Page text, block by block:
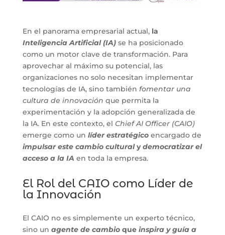
En el panorama empresarial actual,la
Inteligencia Artificial (IA) se ha posicionado
como un motor clave de transformación. Para
aprovechar al máximo su potencial, las
organizaciones no solo necesitan implementar
tecnologías de IA, sino también fomentar una
cultura de innovación que permita la
experimentación y la adopción generalizada de
la IA. En este contexto, el Chief AI Officer (CAIO)
emerge como un líder estratégico encargado de
impulsar este cambio culturalydemocratizar el
acceso a la IA en toda la empresa.
El Rol del CAIO como Líder de
la Innovación
El CAIO no es simplemente un experto técnico,
sino un agente de cambioque inspira y guía a